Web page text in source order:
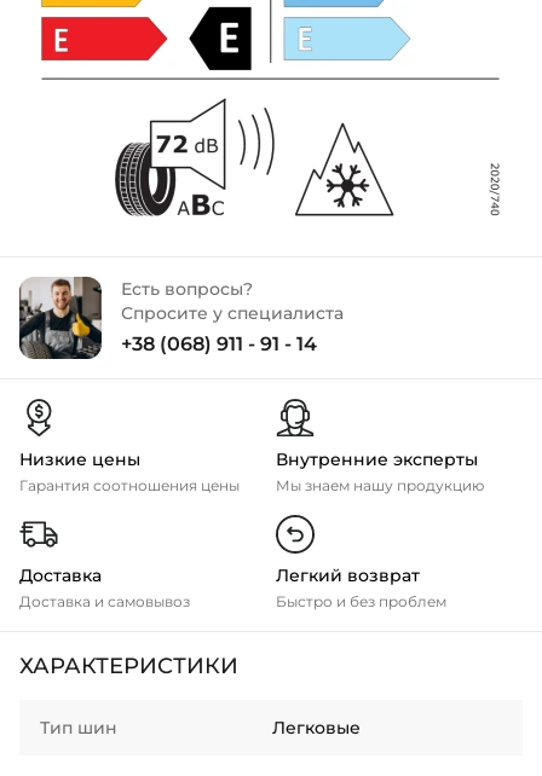
Есть вопросы?
Спросите у специалиста
+38 (068) 911 - 91 - 14
Низкие цены
Гарантия соотношения цены
Внутренние эксперты
Мы знаем нашу продукцию
Доставка
Доставка и самовывоз
Легкий возврат
Быстро и без проблем
ХАРАКТЕРИСТИКИ
Тип шин Легковые